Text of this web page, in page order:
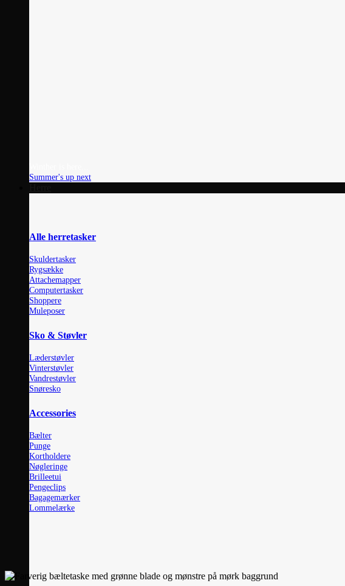
Summer's up next
Alle herretasker
Skuldertasker
Rygsække
Attachemapper
Computertasker
Shoppere
Muleposer
Sko & Støvler
Læderstøvler
Vinterstøvler
Vandrestøvler
Snøresko
Accessories
Bælter
Punge
Kortholdere
Nøgleringe
Brilleetui
Pengeclips
Bagagemærker
Lommelærke